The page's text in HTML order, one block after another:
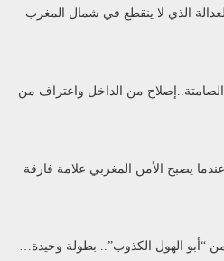
الذي لا ينقطع في شمال المغرب
من الداخل واعتراف من
يصبح الأمن المغربي علامة فارقة
“أبو الهول الكذوب”.. بطولة وحيدة…